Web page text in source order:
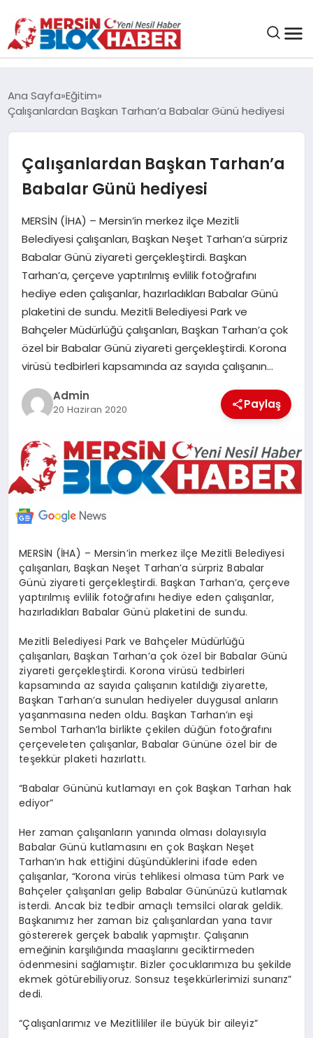
SAĞLIK
ASAYIŞ
EKONOMI
SANAT
POLITIKA
YAŞAM
SPOR
ILETİŞİM
KÜNYE
Ana Sayfa Eğitim
Çalışanlardan Başkan Tarhan’a Babalar Günü hediyesi
Çalışanlardan Başkan Tarhan’a
Babalar Günü hediyesi
MERSİN (İHA) – Mersin’in merkez ilçe Mezitli
Belediyesi çalışanları, Başkan Neşet Tarhan’a sürpriz
Babalar Günü ziyareti gerçekleştirdi. Başkan
Tarhan’a, çerçeve yaptırılmış evlilik fotoğrafını
hediye eden çalışanlar, hazırladıkları Babalar Günü
plaketini de sundu. Mezitli Belediyesi Park ve
Bahçeler Müdürlüğü çalışanları, Başkan Tarhan’a çok
özel bir Babalar Günü ziyareti gerçekleştirdi. Korona
virüsü tedbirleri kapsamında az sayıda çalışanın…
Admin
20 Haziran 2020 Paylaş
MERSİN (İHA) – Mersin’in merkez ilçe Mezitli Belediyesi
çalışanları, Başkan Neşet Tarhan’a sürpriz Babalar
Günü ziyareti gerçekleştirdi. Başkan Tarhan’a, çerçeve
yaptırılmış evlilik fotoğrafını hediye eden çalışanlar,
hazırladıkları Babalar Günü plaketini de sundu.
Mezitli Belediyesi Park ve Bahçeler Müdürlüğü
çalışanları, Başkan Tarhan’a çok özel bir Babalar Günü
ziyareti gerçekleştirdi. Korona virüsü tedbirleri
kapsamında az sayıda çalışanın katıldığı ziyarette,
Başkan Tarhan’a sunulan hediyeler duygusal anların
yaşanmasına neden oldu. Başkan Tarhan’ın eşi
Sembol Tarhan’la birlikte çekilen düğün fotoğrafını
çerçeveleten çalışanlar, Babalar Gününe özel bir de
teşekkür plaketi hazırlattı.
“Babalar Gününü kutlamayı en çok Başkan Tarhan hak
ediyor”
Her zaman çalışanların yanında olması dolayısıyla
Babalar Günü kutlamasını en çok Başkan Neşet
Tarhan’ın hak ettiğini düşündüklerini ifade eden
çalışanlar, “Korona virüs tehlikesi olmasa tüm Park ve
Bahçeler çalışanları gelip Babalar Gününüzü kutlamak
isterdi. Ancak biz tedbir amaçlı temsilci olarak geldik.
Başkanımız her zaman biz çalışanlardan yana tavır
göstererek gerçek babalık yapmıştır. Çalışanın
emeğinin karşılığında maaşlarını geciktirmeden
ödenmesini sağlamıştır. Bizler çocuklarımıza bu şekilde
ekmek götürebiliyoruz. Sonsuz teşekkürlerimizi sunarız”
dedi.
“Çalışanlarımız ve Mezitlililer ile büyük bir aileyiz”